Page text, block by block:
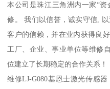
本公司是珠江三角洲内一家“
修。 我们以信誉，诚实守信,
客户的信赖，并在业内获得良
工厂、企业、事业单位等维修
位建立了长期稳定的合作关系！
维修LJ-G080基恩士激光传感